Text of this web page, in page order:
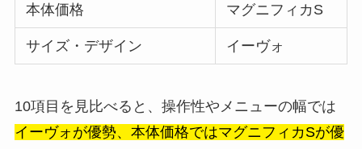
本体価格 マグニフィカS
サイズ・デザイン イーヴォ
10項目を見比べると、操作性やメニューの幅では
イーヴォが優勢、本体価格ではマグニフィカSが優